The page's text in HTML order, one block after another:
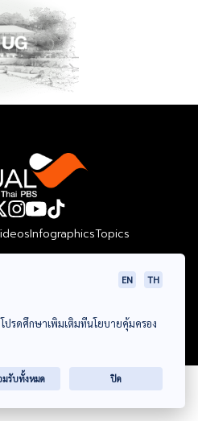
InfographicsTopics
Service. All Rights Reserved
EN TH
ปรดศึกษาเพิ่มเติมที่นโยบายคุ้มครอง
มรับทั้งหมด ปิด